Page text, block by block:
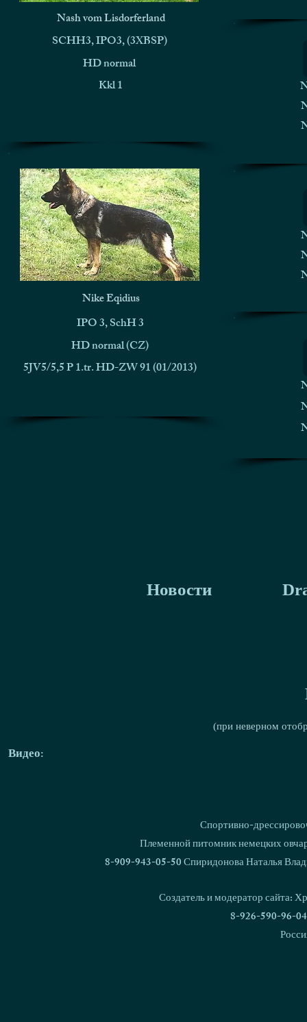
Nash vom Lisdorferland
SCHH3, IPO3, (3XBSP)
HD normal
Kkl 1
Nike Eqidius
IPO 3, SchH 3
HD normal (CZ)
5JV5/5,5 P 1.tr. HD-ZW 91 (01/2013)
Новости
(при неверном
Видео:
Спортивно-
Племенной питомник немецких
8-909-943-05-50 Спиридонова Наталья
Создатель и модератор сайта:
8-926-590-96-